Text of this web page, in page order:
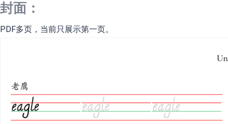
封面：
PDF多页，当前只展示第一页。